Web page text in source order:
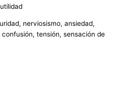
nerviosismo, ansiedad,
tensión, sensación de